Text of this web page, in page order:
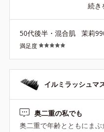
続き
50代後半・混合肌 茉莉
満足度
イルミラッシュマ
奥二重の私でも
奥二重で年齢とともにま